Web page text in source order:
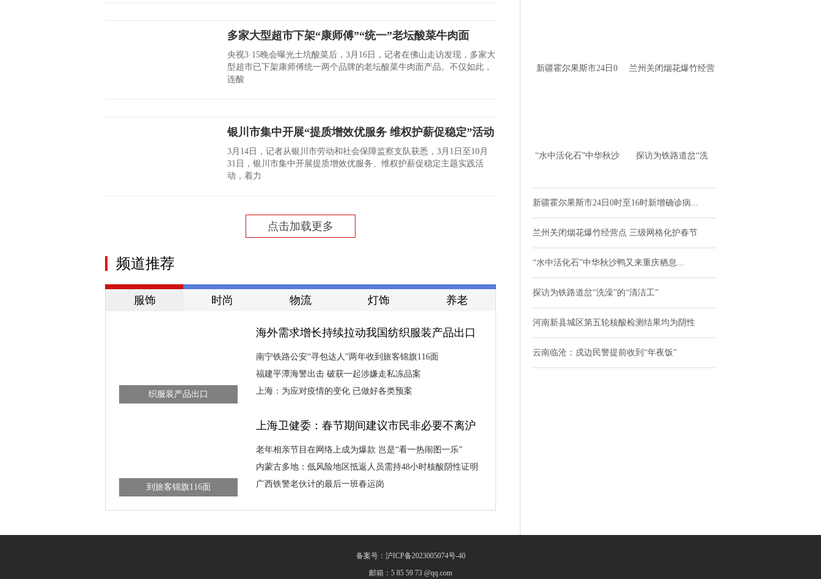
多家大型超市下架“康师傅”“统一”老坛酸菜牛肉面
央视3·15晚会曝光土坑酸菜后，3月16日，记者在佛山走访发现，多家大
型超市已下架康师傅统一两个品牌的老坛酸菜牛肉面产品。不仅如此，
连酸
银川市集中开展“提质增效优服务 维权护薪促稳定”活动
3月14日，记者从银川市劳动和社会保障监察支队获悉，3月1日至10月
31日，银川市集中开展提质增效优服务、维权护薪促稳定主题实践活
动，着力
点击加载更多
频道推荐
服饰 时尚 物流 灯饰 养老
织服装产品出口
到旅客锦旗116面
海外需求增长持续拉动我国纺织服装产品出口
南宁铁路公安“寻包达人”两年收到旅客锦旗116面
福建平潭海警出击 破获一起涉嫌走私冻品案
上海：为应对疫情的变化 已做好各类预案
上海卫健委：春节期间建议市民非必要不离沪
老年相亲节目在网络上成为爆款 岂是“看一热闹图一乐”
内蒙古多地：低风险地区抵返人员需持48小时核酸阴性证明
广西铁警老伙计的最后一班春运岗
新疆霍尔果斯市24日0
兰州关闭烟花爆竹经营
“水中活化石”中华秋沙
探访为铁路道岔“洗
新疆霍尔果斯市24日0时至16时新增确诊病...
兰州关闭烟花爆竹经营点 三级网格化护春节
“水中活化石”中华秋沙鸭又来重庆栖息...
探访为铁路道岔“洗澡”的“清洁工”
河南新县城区第五轮核酸检测结果均为阴性
云南临沧：戍边民警提前收到“年夜饭”
备案号：沪ICP备2023005074号-40
邮箱：5 85 59 73 @qq.com